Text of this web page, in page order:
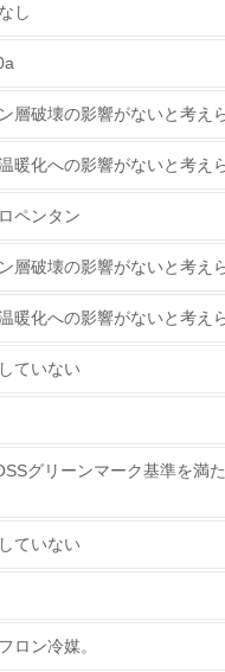
務の中で行うべき環境対
を導入している
資源・エネルギー
ルギー（電力、重油、ガス
握をし、具体的な削減目標
慮型製品・サービスの
造・販売を積極的に行って
造・販売状況を把握し、具
グリーン購入
し
層破壊の影響がないと考え
暖化への影響がないと考え
ペンタン
層破壊の影響がないと考え
暖化への影響がないと考え
ていない
グリーンマーク基準を満
ていない
ロン冷媒。